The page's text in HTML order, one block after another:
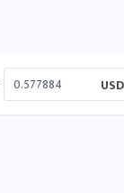
USD